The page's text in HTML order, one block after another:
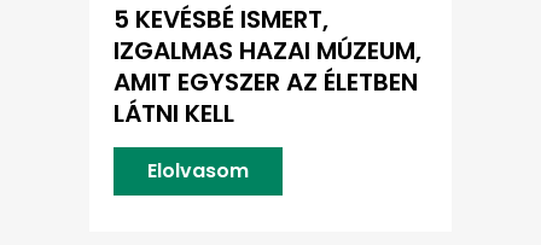
5 KEVÉSBÉ ISMERT,
IZGALMAS HAZAI MÚZEUM,
AMIT EGYSZER AZ ÉLETBEN
LÁTNI KELL
Elolvasom